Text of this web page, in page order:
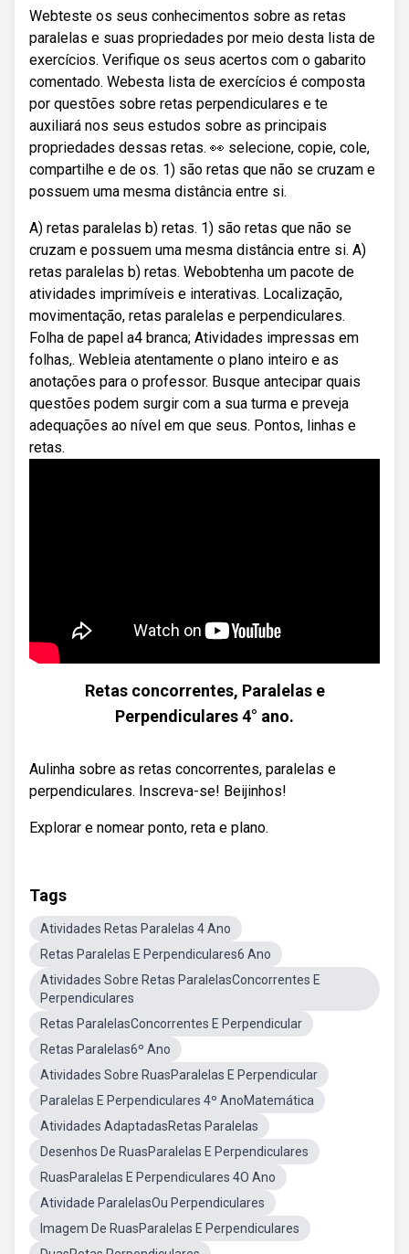
Webteste os seus conhecimentos sobre as retas
paralelas e suas propriedades por meio desta lista de
exercícios. Verifique os seus acertos com o gabarito
comentado. Webesta lista de exercícios é composta
por questões sobre retas perpendiculares e te
auxiliará nos seus estudos sobre as principais
propriedades dessas retas. 👀 selecione, copie, cole,
compartilhe e de os. 1) são retas que não se cruzam e
possuem uma mesma distância entre si.
A) retas paralelas b) retas. 1) são retas que não se
cruzam e possuem uma mesma distância entre si. A)
retas paralelas b) retas. Webobtenha um pacote de
atividades imprimíveis e interativas. Localização,
movimentação, retas paralelas e perpendiculares.
Folha de papel a4 branca; Atividades impressas em
folhas,. Webleia atentamente o plano inteiro e as
anotações para o professor. Busque antecipar quais
questões podem surgir com a sua turma e preveja
adequações ao nível em que seus. Pontos, linhas e
retas.
Retas concorrentes, Paralelas e
Perpendiculares 4° ano.
Aulinha sobre as retas concorrentes, paralelas e
perpendiculares. Inscreva-se! Beijinhos!
Explorar e nomear ponto, reta e plano.
Tags
Atividades Retas Paralelas 4 Ano
Retas Paralelas E Perpendiculares6 Ano
Atividades Sobre Retas ParalelasConcorrentes E
Perpendiculares
Retas ParalelasConcorrentes E Perpendicular
Retas Paralelas6º Ano
Atividades Sobre RuasParalelas E Perpendicular
Paralelas E Perpendiculares 4º AnoMatemática
Atividades AdaptadasRetas Paralelas
Desenhos De RuasParalelas E Perpendiculares
RuasParalelas E Perpendiculares 4O Ano
Atividade ParalelasOu Perpendiculares
Imagem De RuasParalelas E Perpendiculares